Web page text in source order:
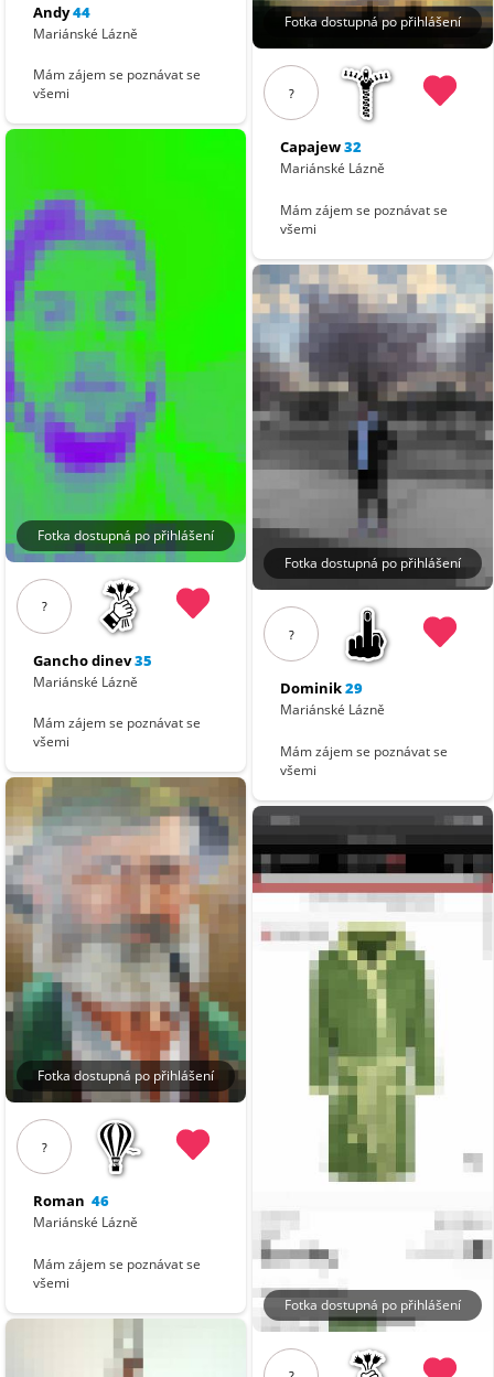
Andy44
Mariánské Lázně
Mám zájem se poznávat se
všemi
Fotka dostupná po přihlášení
?
Gancho dinev35
Mariánské Lázně
Mám zájem se poznávat se
všemi
Fotka dostupná po přihlášení
?
Roman 46
Mariánské Lázně
Mám zájem se poznávat se
všemi
Fotka dostupná po přihlášení
?
Capajew32
Mariánské Lázně
Mám zájem se poznávat se
všemi
Fotka dostupná po přihlášení
?
Dominik29
Mariánské Lázně
Mám zájem se poznávat se
všemi
Fotka dostupná po přihlášení